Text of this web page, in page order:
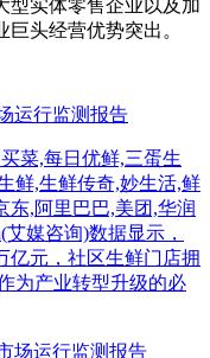
型实体零售企业以及加
头经营优势突出。
运行监测报告
菜,每日优鲜,三蛋生
鲜,生鲜传奇,妙生活,鲜
东,阿里巴巴,美团,华润
艾媒咨询)数据显示，
亿元，社区生鲜门店拥
为产业转型升级的必